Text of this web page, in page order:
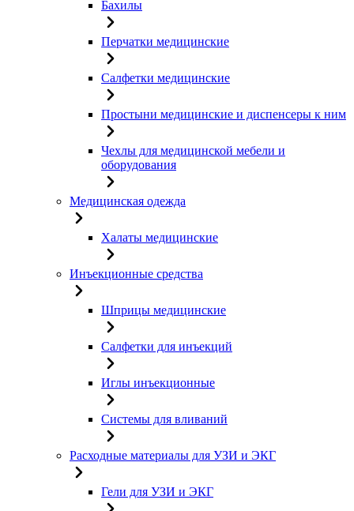
Бахилы
Перчатки медицинские
Салфетки медицинские
Простыни медицинские и диспенсеры к ним
Чехлы для медицинской мебели и
оборудования
Медицинская одежда
Халаты медицинские
Инъекционные средства
Шприцы медицинские
Салфетки для инъекций
Иглы инъекционные
Системы для вливаний
Расходные материалы для УЗИ и ЭКГ
Гели для УЗИ и ЭКГ